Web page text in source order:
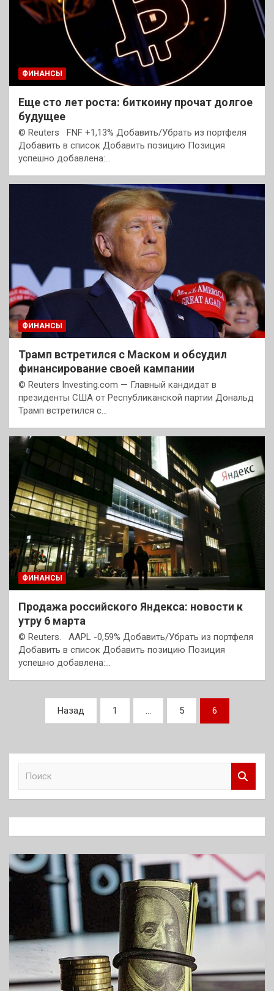
ФИНАНСЫ
Еще сто лет роста: биткоину прочат долгое
будущее
© Reuters FNF +1,13% Добавить/Убрать из портфеля
Добавить в список Добавить позицию Позиция
успешно добавлена:…
ФИНАНСЫ
Трамп встретился с Маском и обсудил
финансирование своей кампании
© Reuters Investing.com — Главный кандидат в
президенты США от Республиканской партии Дональд
Трамп встретился с…
ФИНАНСЫ
Продажа российского Яндекса: новости к
утру 6 марта
© Reuters. AAPL -0,59% Добавить/Убрать из портфеля
Добавить в список Добавить позицию Позиция
успешно добавлена:…
Пагинация
записей
Назад 1 … 5 6
к